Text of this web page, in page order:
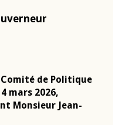
de Politique
mars 2026,
Monsieur Jean-